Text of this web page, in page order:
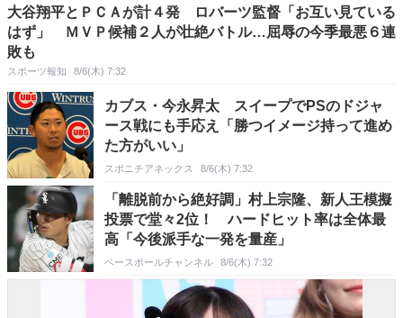
大谷翔平とＰＣＡが計４発 ロバーツ監督「お互い見ている
はず」 ＭＶＰ候補２人が壮絶バトル…屈辱の今季最悪６連
敗も
スポーツ報知 8/6(木) 7:32
カブス・今永昇太 スイープでPSのドジャ
ース戦にも手応え「勝つイメージ持って進め
た方がいい」
スポニチアネックス 8/6(木) 7:32
「離脱前から絶好調」村上宗隆、新人王模擬
投票で堂々2位！ ハードヒット率は全体最
高「今後派手な一発を量産」
ベースボールチャンネル 8/6(木) 7:32